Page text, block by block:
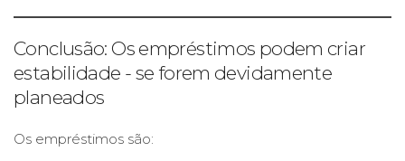
Conclusão: Os empréstimos podem criar
estabilidade - se forem devidamente
planeados
Os empréstimos são: